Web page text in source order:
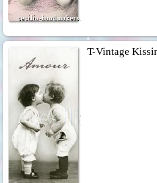
T-Vintage